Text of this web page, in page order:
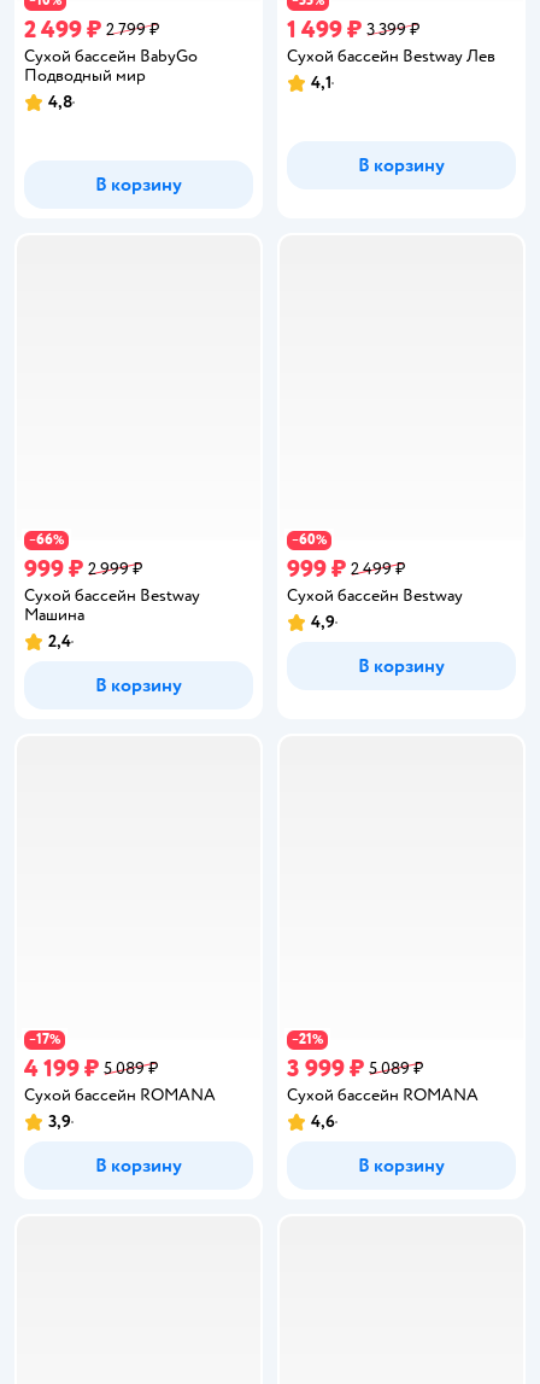
2 499 ₽ 2 799 ₽
Сухой бассейн BabyGo
Подводный мир
Рейтинг:
4,8
В корзину
1 499 ₽ 3 399 ₽
Сухой бассейн Bestway Лев
Рейтинг:
4,1
В корзину
−66%
999 ₽ 2 999 ₽
Сухой бассейн Bestway
Машина
Рейтинг:
2,4
В корзину
−60%
999 ₽ 2 499 ₽
Сухой бассейн Bestway
Рейтинг:
4,9
В корзину
−17%
4 199 ₽ 5 089 ₽
Сухой бассейн ROMANA
Рейтинг:
3,9
В корзину
−21%
3 999 ₽ 5 089 ₽
Сухой бассейн ROMANA
Рейтинг:
4,6
В корзину